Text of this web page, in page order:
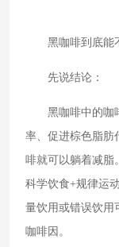
黑咖啡到底能
先说结论：
黑咖啡中的咖
率、促进棕色脂肪
啡就可以躺着减脂
科学饮食+规律运
量饮用或错误饮用
咖啡因。